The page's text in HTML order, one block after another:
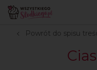
Strona główna
Powrót do spisu